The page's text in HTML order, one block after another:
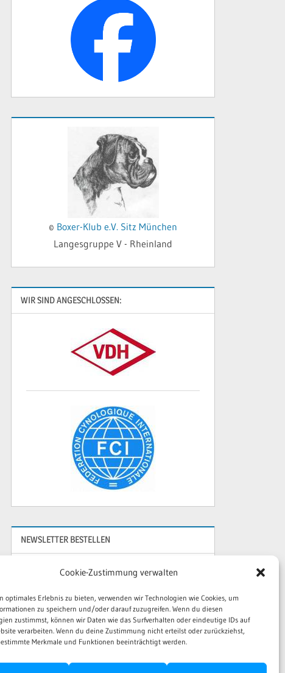
Cookie-Zustimmung verwalten
optimales Erlebnis zu bieten, verwenden wir Technologien wie Cookies, um
zu speichern und/oder darauf zuzugreifen. Wenn du diesen
zustimmst, können wir Daten wie das Surfverhalten oder eindeutige IDs auf
verarbeiten. Wenn du deine Zustimmung nicht erteilst oder zurückziehst,
Merkmale und Funktionen beeinträchtigt werden.
© Boxer-Klub e.V. Sitz München
Langesgruppe V - Rheinland
WIR SIND ANGESCHLOSSEN:
NEWSLETTER BESTELLEN
Email*